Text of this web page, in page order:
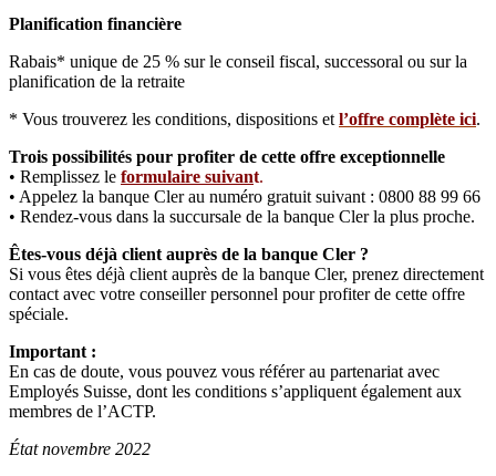
Planification financière
Rabais* unique de 25 % sur le conseil fiscal, successoral ou sur la
planification de la retraite
* Vous trouverez les conditions, dispositions etl’offre complète ici.
Trois possibilités pour profiter de cette offre exceptionnelle
• Remplissez le formulaire suivant.
• Appelez la banque Cler au numéro gratuit suivant : 0800 88 99 66
• Rendez-vous dans la succursale de la banque Cler la plus proche.
Êtes-vous déjà client auprès de la banque Cler ?
Si vous êtes déjà client auprès de la banque Cler, prenez directement
contact avec votre conseiller personnel pour profiter de cette offre
spéciale.
Important :
En cas de doute, vous pouvez vous référer au partenariat avec
Employés Suisse, dont les conditions s’appliquent également aux
membres de l’ACTP.
État novembre 2022